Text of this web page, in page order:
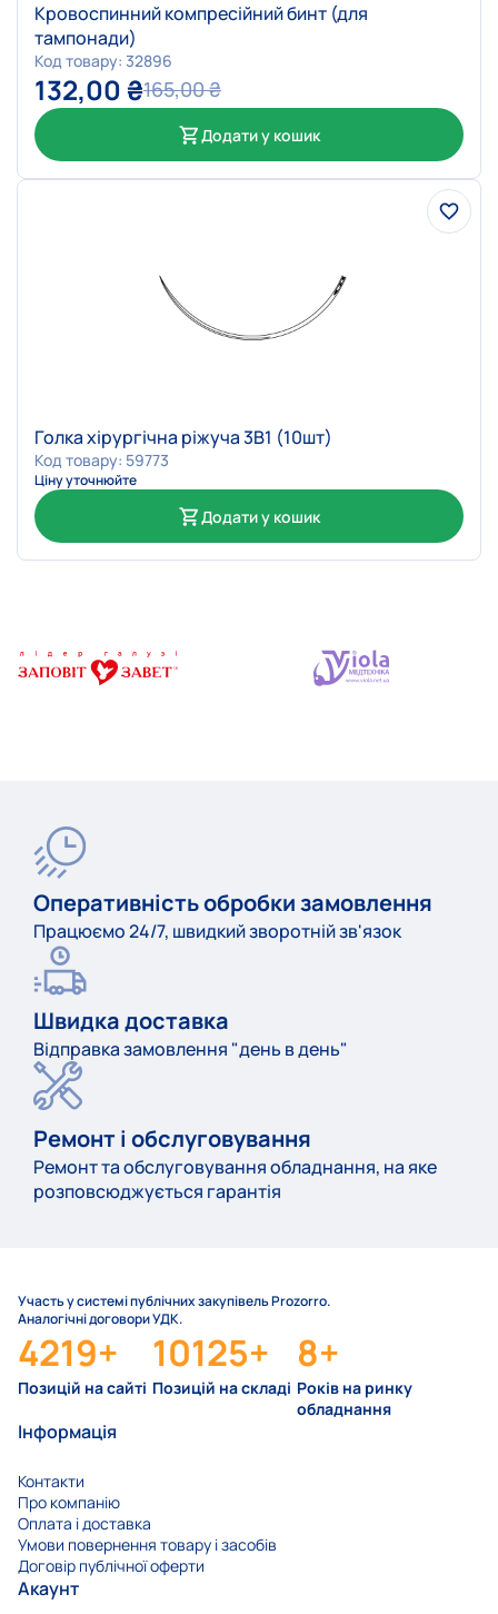
Кровоспинний компресійний бинт (для
тампонади)
Код товару: 32896
165,00₴
132,00 ₴
Додати у кошик
Голка хірургічна ріжуча 3В1 (10шт)
Код товару: 59773
Ціну уточнюйте
Додати у кошик
Оперативність обробки замовлення
Працюємо 24/7, швидкий зворотній зв'язок
Швидка доставка
Відправка замовлення "день в день"
Ремонт і обслуговування
Ремонт та обслуговування обладнання, на яке
розповсюджується гарантія
Участь у системі публічних закупівель Prozorro.
Аналогічні договори УДК.
8+
Років на ринку
обладнання
10125+
Позицій на складі
4219+
Позицій на сайті
Інформація
Контакти
Про компанію
Оплата і доставка
Умови повернення товару і засобів
Договір публічної оферти
Акаунт